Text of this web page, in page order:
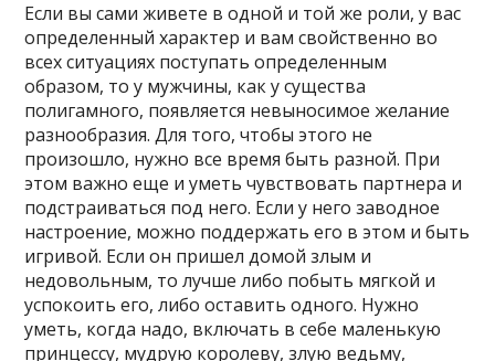
Если вы сами живете в одной и той же роли, у вас
определенный характер и вам свойственно во
всех ситуациях поступать определенным
образом, то у мужчины, как у существа
полигамного, появляется невыносимое желание
разнообразия. Для того, чтобы этого не
произошло, нужно все время быть разной. При
этом важно еще и уметь чувствовать партнера и
подстраиваться под него. Если у него заводное
настроение, можно поддержать его в этом и быть
игривой. Если он пришел домой злым и
недовольным, то лучше либо побыть мягкой и
успокоить его, либо оставить одного. Нужно
уметь, когда надо, включать в себе маленькую
принцессу, мудрую королеву, злую ведьму,